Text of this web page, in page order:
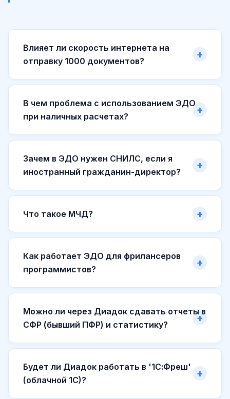
Влияет ли скорость интернета на
отправку 1000 документов?
В чем проблема с использованием ЭДО
при наличных расчетах?
Зачем в ЭДО нужен СНИЛС, если я
иностранный гражданин-директор?
Что такое МЧД?
Как работает ЭДО для фрилансеров
программистов?
Можно ли через Диадок сдавать отчеты в
СФР (бывший ПФР) и статистику?
Будет ли Диадок работать в '1С:Фреш'
(облачной 1С)?